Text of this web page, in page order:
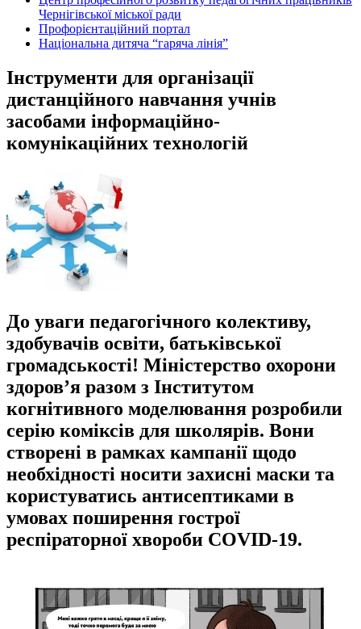
Чернігівської міської ради
Профорієнтаційний портал
Національна дитяча “гаряча лінія”
Інструменти для організації
дистанційного навчання учнів
засобами інформаційно-
комунікаційних технологій
До уваги педагогічного колективу,
здобувачів освіти, батьківської
громадськості! Міністерство охорони
здоров’я разом з Інститутом
когнітивного моделювання розробили
серію коміксів для школярів. Вони
створені в рамках кампанії щодо
необхідності носити захисні маски та
користуватись антисептиками в
умовах поширення гострої
респіраторної хвороби COVID-19.